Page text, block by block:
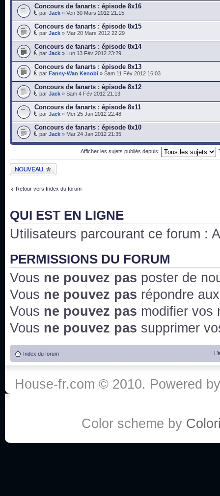
Concours de fanarts : épisode 8x16
par Jack » Ven 30 Mars 2012 21:15
Concours de fanarts : épisode 8x15
par Jack » Mar 20 Mars 2012 22:29
Concours de fanarts : épisode 8x14
par Jack » Lun 13 Fév 2012 23:29
Concours de fanarts : épisode 8x13
par Fanny-Wan Kenobi » Sam 11 Fév 2012 16:03
Concours de fanarts : épisode 8x12
par Jack » Sam 4 Fév 2012 21:13
Concours de fanarts : épisode 8x11
par Jack » Mer 25 Jan 2012 22:48
Concours de fanarts : épisode 8x10
par Jack » Mar 24 Jan 2012 21:35
Afficher les sujets publiés depuis:
Publier un nouveau
sujet
Retour vers Index du forum
QUI EST EN LIGNE
Utilisateurs parcourant ce forum :
PERMISSIONS DU FORUM
Vous ne pouvez pas poster de
Vous ne pouvez pas répondre
Vous ne pouvez pas modifier vos
Vous ne pouvez pas supprimer
Index du forum
House-fr.com © 2010. Powered
Color scheme by